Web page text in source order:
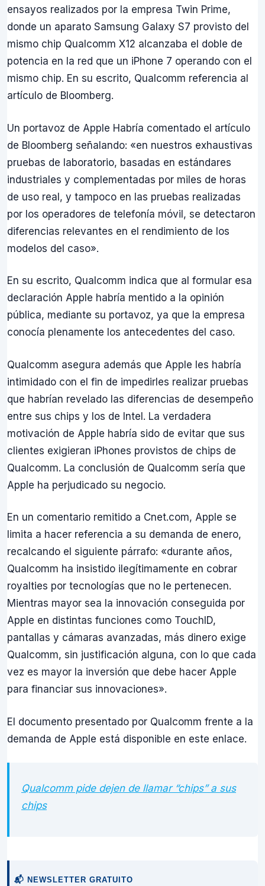
ensayos realizados por la empresa Twin Prime,
donde un aparato Samsung Galaxy S7 provisto del
mismo chip Qualcomm X12 alcanzaba el doble de
potencia en la red que un iPhone 7 operando con el
mismo chip. En su escrito, Qualcomm referencia al
artículo de Bloomberg.
Un portavoz de Apple Habría comentado el artículo
de Bloomberg señalando: «en nuestros exhaustivas
pruebas de laboratorio, basadas en estándares
industriales y complementadas por miles de horas
de uso real, y tampoco en las pruebas realizadas
por los operadores de telefonía móvil, se detectaron
diferencias relevantes en el rendimiento de los
modelos del caso».
En su escrito, Qualcomm indica que al formular esa
declaración Apple habría mentido a la opinión
pública, mediante su portavoz, ya que la empresa
conocía plenamente los antecedentes del caso.
Qualcomm asegura además que Apple les habría
intimidado con el fin de impedirles realizar pruebas
que habrían revelado las diferencias de desempeño
entre sus chips y los de Intel. La verdadera
motivación de Apple habría sido de evitar que sus
clientes exigieran iPhones provistos de chips de
Qualcomm. La conclusión de Qualcomm sería que
Apple ha perjudicado su negocio.
En un comentario remitido a Cnet.com, Apple se
limita a hacer referencia a su demanda de enero,
recalcando el siguiente párrafo: «durante años,
Qualcomm ha insistido ilegítimamente en cobrar
royalties por tecnologías que no le pertenecen.
Mientras mayor sea la innovación conseguida por
Apple en distintas funciones como TouchID,
pantallas y cámaras avanzadas, más dinero exige
Qualcomm, sin justificación alguna, con lo que cada
vez es mayor la inversión que debe hacer Apple
para financiar sus innovaciones».
El documento presentado por Qualcomm frente a la
demanda de Apple está disponible en este enlace.
Qualcomm pide dejen de llamar “chips” a sus
chips
📬 NEWSLETTER GRATUITO